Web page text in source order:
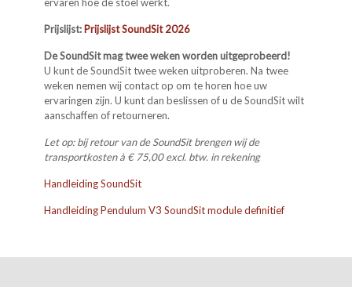
Prijslijst: Prijslijst SoundSit 2026
De SoundSit mag twee weken worden uitgeprobeerd!
U kunt de SoundSit twee weken uitproberen. Na twee
weken nemen wij contact op om te horen hoe uw
ervaringen zijn. U kunt dan beslissen of u de SoundSit wilt
aanschaffen of retourneren.
Let op: bij retour van de SoundSit brengen wij de
transportkosten à € 75,00 excl. btw. in rekening
Handleiding SoundSit
Handleiding Pendulum V3 SoundSit module definitief